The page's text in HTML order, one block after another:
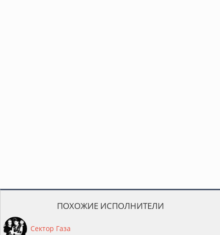
ПОХОЖИЕ ИСПОЛНИТЕЛИ
Сектор Газа